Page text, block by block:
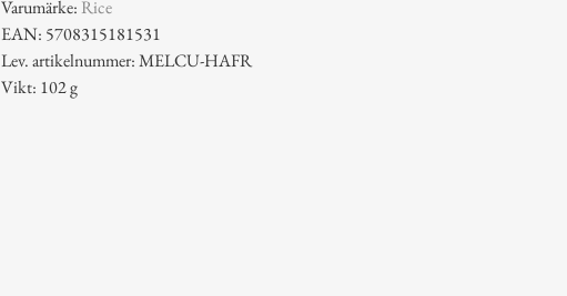
Varumärke: Rice
EAN: 5708315181531
Lev. artikelnummer: MELCU-HAFR
Vikt: 102 g